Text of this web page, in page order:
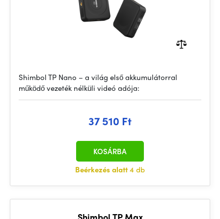
Shimbol TP Nano – a világ első akkumulátorral
működő vezeték nélküli videó adója:
37 510 Ft
Beérkezés alatt4 db
KOSÁRBA